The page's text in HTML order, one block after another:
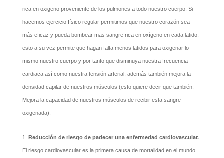
rica en oxigeno proveniente de los pulmones a todo nuestro cuerpo. Si
hacemos ejercicio físico regular permitimos que nuestro corazón sea
más eficaz y pueda bombear mas sangre rica en oxígeno en cada latido,
esto a su vez permite que hagan falta menos latidos para oxigenar lo
mismo nuestro cuerpo y por tanto que disminuya nuestra frecuencia
cardiaca así como nuestra tensión arterial, además también mejora la
densidad capilar de nuestros músculos (esto quiere decir que también.
Mejora la capacidad de nuestros músculos de recibir esta sangre
oxigenada).
Reducción de riesgo de padecer una enfermedad cardiovascular.
El riesgo cardiovascular es la primera causa de mortalidad en el mundo.